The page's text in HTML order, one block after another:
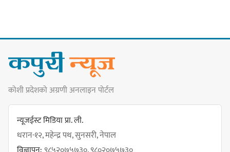
कार्यसम्पादनमा पहिलो
धरान उपमहानगरपालिकाको नगरसभा
कोशी प्रदेशको अग्रणी अनलाइन पोर्टल
न्यूजईस्ट मिडिया प्रा. ली.
धरान-१२, महेन्द्र पथ, सुनसरी, नेपाल